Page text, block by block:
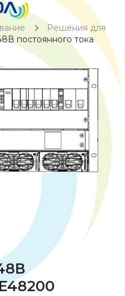
Решения для
постоянного тока